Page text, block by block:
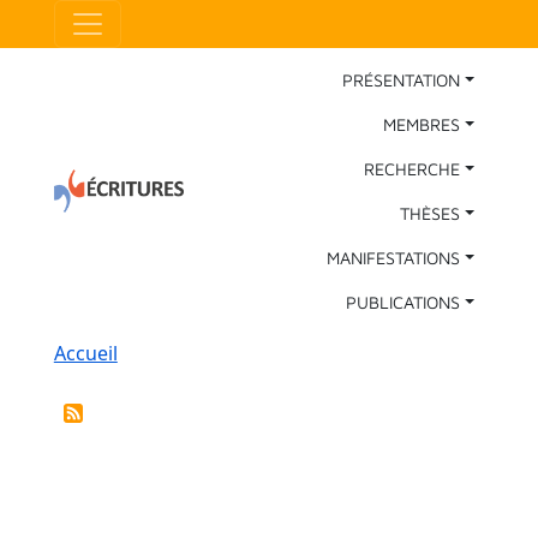
Aller au contenu principal
Main Navigation
PRÉSENTATION
MEMBRES
RECHERCHE
THÈSES
MANIFESTATIONS
PUBLICATIONS
Fil d'Ariane
Accueil
Panneau de gestion des cookies